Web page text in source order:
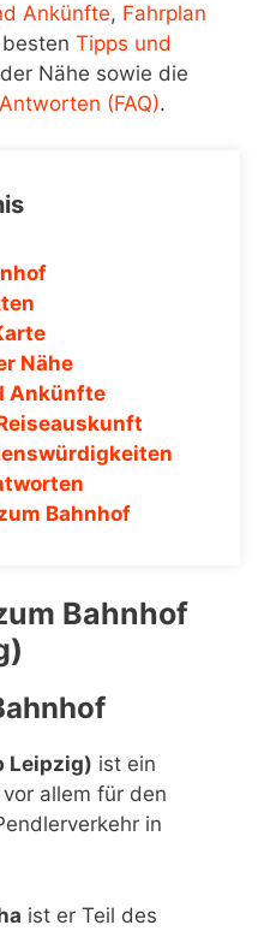
Ankünfte, Fahrplan
Tipps und
Nähe sowie die
(FAQ).
Nähe
Ankünfte
Bahnhof
Bahnhof
Leipzig) ist ein
allem für den
in
ist er Teil des